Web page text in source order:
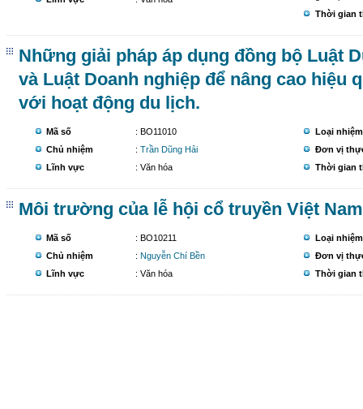
Thời gian
Những giải pháp áp dụng đồng bộ Luật
và Luật Doanh nghiệp để nâng cao hiệu
với hoạt động du lịch.
Mã số
: BO11010
Chủ nhiệm
:Trần Dũng Hải
Lĩnh vực
: Văn hóa
Loại
Đơn vị
Thời gian
Môi trường của lễ hội cổ truyền Việt
Mã số
: BO10211
Chủ nhiệm
: Nguyễn Chí Bền
Lĩnh vực
: Văn hóa
Loại
Đơn vị
Thời gian